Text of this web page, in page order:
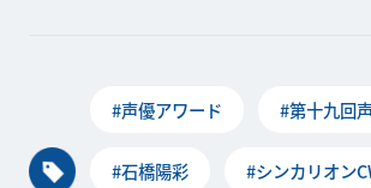
#声優アワード #第十九回
#石橋陽彩 #シンカリオン